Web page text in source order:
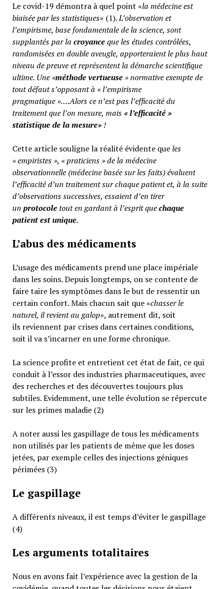
Le covid-19 démontra à quel point «la médecine est
biaisée par les statistiques» (1).L’observation et
l’empirisme, base fondamentale de la science, sont
supplantés par la croyanceque les études contrôlées,
randomisées en double aveugle, apporteraient le plus haut
niveau de preuve et représentent la démarche scientifique
ultime. Une «méthode vertueuse» normative exempte de
tout défaut s’opposant à « l’empirisme
pragmatique »….Alors ce n’est pas l’efficacité du
traitement que l’on mesure, mais «l’efficacité »
statistique de la mesure» !
Cette article souligne la réalité évidente queles
« empiristes », « praticiens » de la médecine
observationnelle (médecine basée sur les faits) évaluent
l’efficacité d’un traitement sur chaque patient et, à la suite
d’observations successives, essaient d’en tirer
un protocoletout en gardant à l’esprit quechaque
patient est unique.
L’abus des médicaments
L’usage des médicaments prend une place impériale
dans les soins. Depuis longtemps, on se contente de
faire taire les symptômes dans le but de ressentir un
certain confort. Mais chacun sait que «chasser le
naturel, il revient au galop», autrement dit, soit
ils reviennent par crises dans certaines conditions,
soit il va s’incarner en une forme chronique.
La science profite et entretient cet état de fait, ce qui
conduit à l’essor des industries pharmaceutiques, avec
des recherches et des découvertes toujours plus
subtiles. Evidemment, une telle évolution se répercute
sur les primes maladie (2)
A noter aussi les gaspillage de tous les médicaments
non utilisés par les patients de même que les doses
jetées, par exemple celles des injections géniques
périmées (3)
Le gaspillage
A différents niveaux, il est temps d’éviter le gaspillage
(4)
Les arguments totalitaires
Nous en avons fait l’expérience avec la gestion de la